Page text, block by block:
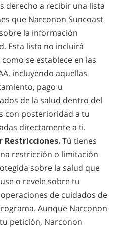
derecho a recibir una lista
que Narconon Suncoast
la información
Esta lista no incluirá
se establece en las
incluyendo aquellas
pago u
de la salud dentro del
con posterioridad a tu
directamente a ti.
Restricciones.Tú tienes
restricción o limitación
sobre la salud que
o revele sobre tu
de cuidados de
Aunque Narconon
petición, Narconon